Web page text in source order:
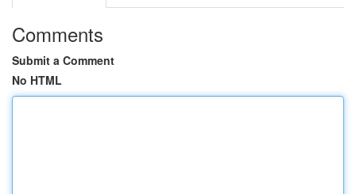
Comments
Submit a Comment
No HTML